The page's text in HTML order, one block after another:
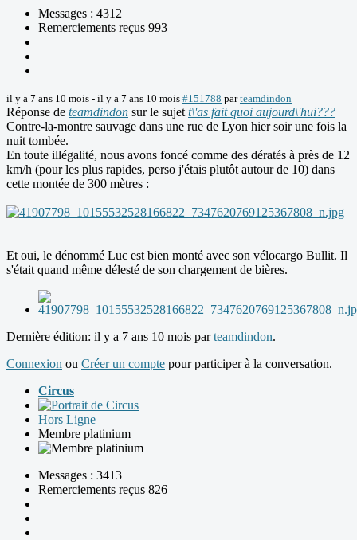
Messages : 4312
Remerciements reçus 993
il y a 7 ans 10 mois - il y a 7 ans 10 mois #151788 parteamdindon
Réponse de teamdindon sur le sujet t\'as fait quoi aujourd\'hui???
Contre-la-montre sauvage dans une rue de Lyon hier soir une fois la
nuit tombée.
En toute illégalité, nous avons foncé comme des dératés à près de 12
km/h (pour les plus rapides, perso j'étais plutôt autour de 10) dans
cette montée de 300 mètres :
Et oui, le dénommé Luc est bien monté avec son vélocargo Bullit. Il
s'était quand même délesté de son chargement de bières.
Dernière édition: il y a 7 ans 10 mois parteamdindon.
Connexion ou Créer un compte pour participer à la conversation.
Circus
Hors Ligne
Membre platinium
Messages : 3413
Remerciements reçus 826